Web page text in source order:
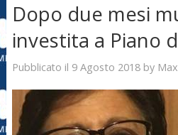
Dopo due mesi
investita a Piano
Pubblicato il 9 Agosto 2018by Max